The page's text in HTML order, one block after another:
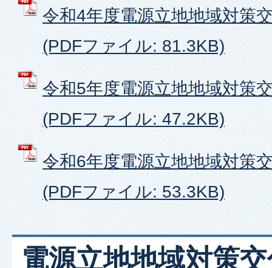
令和4年度電源立地地域対策
(PDFファイル: 81.3KB)
令和5年度電源立地地域対策
(PDFファイル: 47.2KB)
令和6年度電源立地地域対策
(PDFファイル: 53.3KB)
電源立地地域対策